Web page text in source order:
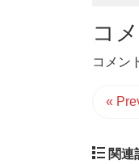
コ
コメン
«
関連